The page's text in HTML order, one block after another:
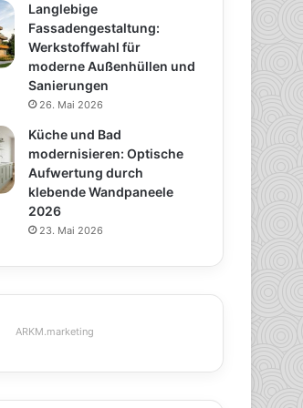
Langlebige
Fassadengestaltung:
Werkstoffwahl für
moderne Außenhüllen und
Sanierungen
26. Mai 2026
Küche und Bad
modernisieren: Optische
Aufwertung durch
klebende Wandpaneele
2026
23. Mai 2026
ARKM.marketing